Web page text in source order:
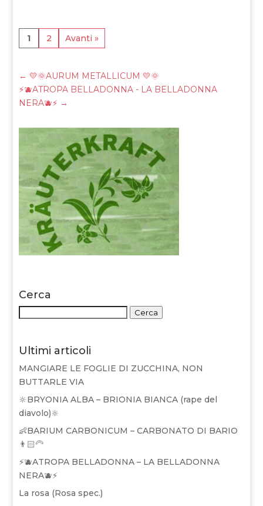
1 2 Avanti »
← 💛🌞AURUM METALLICUM 💛🌞
⚡🫐ATROPA BELLADONNA - LA BELLADONNA
NERA🫐⚡ →
Cerca
Cerca
Ultimi articoli
MANGIARE LE FOGLIE DI ZUCCHINA, NON
BUTTARLE VIA
🔆BRYONIA ALBA – BRIONIA BIANCA (rape del
diavolo)🔆
👶BARIUM CARBONICUM – CARBONATO DI BARIO
👨🏻‍🦳
⚡🫐ATROPA BELLADONNA – LA BELLADONNA
NERA🫐⚡
La rosa (Rosa spec.)